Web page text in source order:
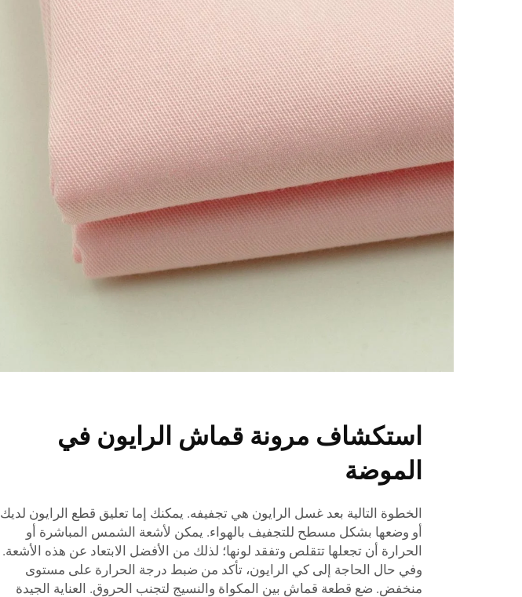
استكشاف مرونة قماش الرايون في
الموضة
الخطوة التالية بعد غسل الرايون هي تجفيفه. يمكنك إما تعليق قطع الرايون لديك
أو وضعها بشكل مسطح للتجفيف بالهواء. يمكن لأشعة الشمس المباشرة أو
الحرارة أن تجعلها تتقلص وتفقد لونها؛ لذلك من الأفضل الابتعاد عن هذه الأشعة.
وفي حال الحاجة إلى كي الرايون، تأكد من ضبط درجة الحرارة على مستوى
منخفض. ضع قطعة قماش بين المكواة والنسيج لتجنب الحروق. العناية الجيدة